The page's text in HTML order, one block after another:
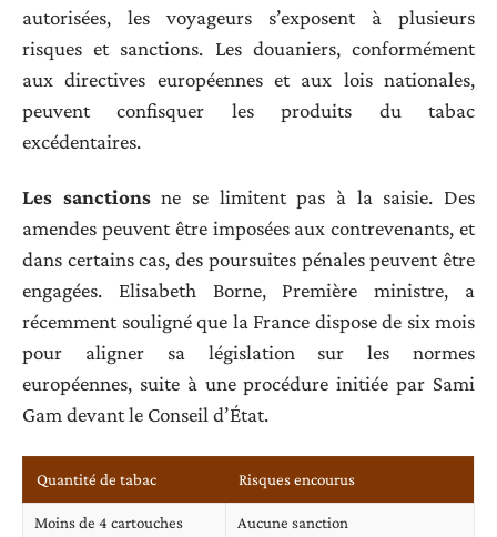
autorisées, les voyageurs s’exposent à plusieurs
risques et sanctions. Les douaniers, conformément
aux directives européennes et aux lois nationales,
peuvent confisquer les produits du tabac
excédentaires.
Les sanctionsne se limitent pas à la saisie. Des
amendes peuvent être imposées aux contrevenants, et
dans certains cas, des poursuites pénales peuvent être
engagées. Elisabeth Borne, Première ministre, a
récemment souligné que la France dispose de six mois
pour aligner sa législation sur les normes
européennes, suite à une procédure initiée par Sami
Gam devant le Conseil d’État.
Quantité de tabac Risques encourus
Moins de 4 cartouches Aucune sanction